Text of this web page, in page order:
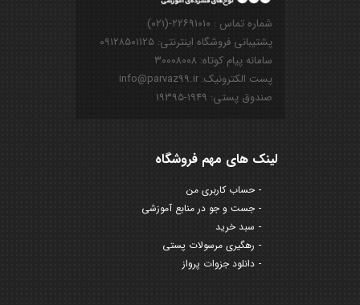
شماره تماس : ۲۲۶۹۱۰۱۰-(۰۲۱)
پشتیبانی فروشگاه اینترنتی: ۰۹۱۲۸۵۰۱۱۲۵
سامانه پیام کوتاه: ۳۰۰۰۸۰۰۸
پست الکترونیک: info@parvaz99.ir
صندوق پستی: ۱۹۴۹-۱۹۳۹۵
لینک های مهم فروشگاه
حساب کاربری من
جست و جو در منابع آموزشی
سبد خرید
رهگیری مرسولات پستی
دانلود جزوات پرواز